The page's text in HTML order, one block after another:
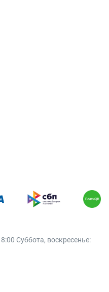
Суббота, воскресенье: